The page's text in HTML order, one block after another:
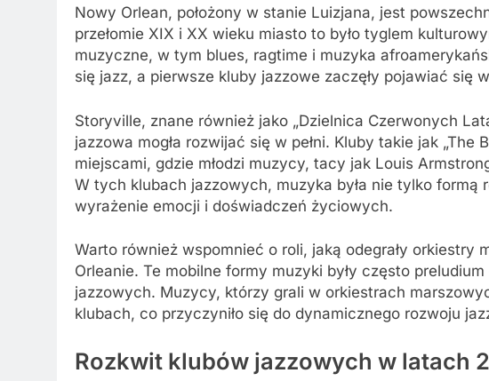
Nowy Orlean, położony w stanie Luizjana, jest
przełomie XIX i XX wieku miasto to było tyglem
muzyczne, w tym blues, ragtime i muzyka
się jazz, a pierwsze kluby jazzowe zaczęły pojawiać się
Storyville, znane również jako „Dzielnica Czerwonych
jazzowa mogła rozwijać się w pełni. Kluby takie jak „The
miejscami, gdzie młodzi muzycy, tacy jak Louis
W tych klubach jazzowych, muzyka była nie tylko formą
wyrażenie emocji i doświadczeń życiowych.
Warto również wspomnieć o roli, jaką odegrały orkiestry
Orleanie. Te mobilne formy muzyki były często
jazzowych. Muzycy, którzy grali w orkiestrach
klubach, co przyczyniło się do dynamicznego rozwoju
Rozkwit klubów jazzowych w latach